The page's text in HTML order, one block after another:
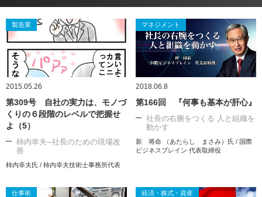
製造業
2015.05.26
第309号 自社の実力は、モノづ
くりの６段階のレベルで把握せ
よ（5）
柿内幸夫─社長のための現場改
善
柿内幸夫氏 / 柿内幸夫技術士事務所代表
マネジメント
2018.06.8
第166回 『何事も基本が肝心』
社長の右腕をつくる 人と組織を
動かす
新 将命 （あたらし まさみ）氏 / 国際
ビジネスブレイン 代表取締役
仕事術 経済・株式・資産